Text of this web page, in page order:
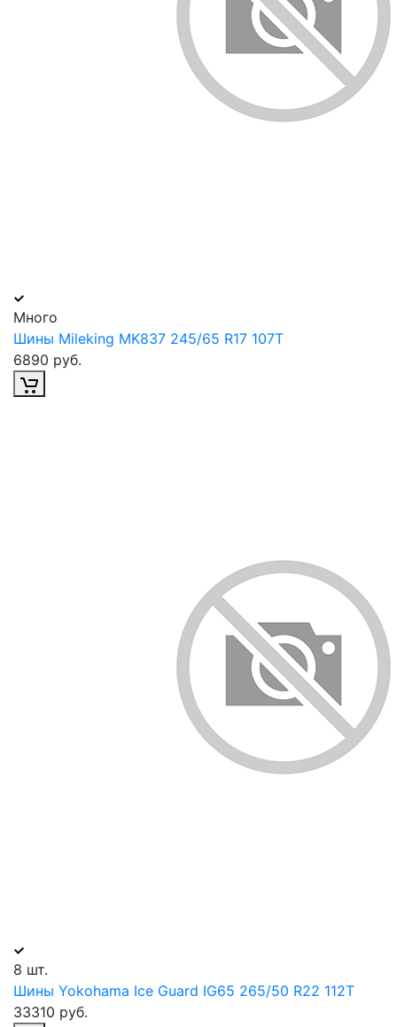
Много
Шины Mileking MK837 245/65 R17 107T
6890 руб.
8 шт.
Шины Yokohama Ice Guard IG65 265/50 R22 112T
33310 руб.